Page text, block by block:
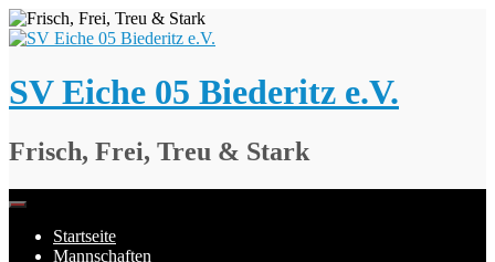
Springe
zum
SV Eiche 05 Biederitz e.V.
Frisch, Frei, Treu & Stark
Startseite
Mannschaften